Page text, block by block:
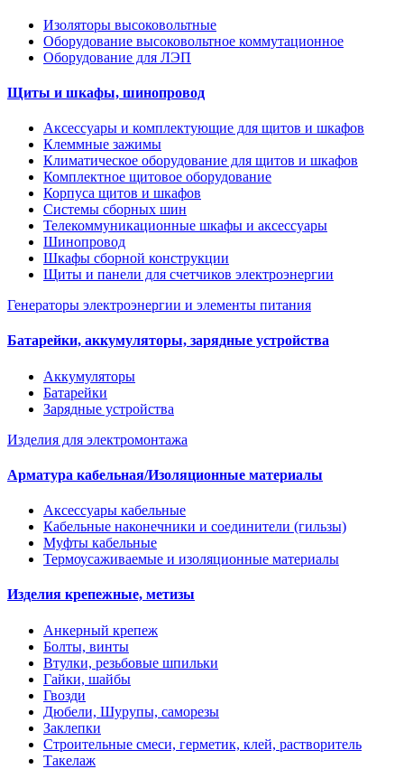
Изоляторы высоковольтные
Оборудование высоковольтное коммутационное
Оборудование для ЛЭП
Щиты и шкафы, шинопровод
Аксессуары и комплектующие для щитов и шкафов
Клеммные зажимы
Климатическое оборудование для щитов и шкафов
Комплектное щитовое оборудование
Корпуса щитов и шкафов
Системы сборных шин
Телекоммуникационные шкафы и аксессуары
Шинопровод
Шкафы сборной конструкции
Щиты и панели для счетчиков электроэнергии
Генераторы электроэнергии и элементы питания
Батарейки, аккумуляторы, зарядные устройства
Аккумуляторы
Батарейки
Зарядные устройства
Изделия для электромонтажа
Арматура кабельная/Изоляционные материалы
Аксессуары кабельные
Кабельные наконечники и соединители (гильзы)
Муфты кабельные
Термоусаживаемые и изоляционные материалы
Изделия крепежные, метизы
Анкерный крепеж
Болты, винты
Втулки, резьбовые шпильки
Гайки, шайбы
Гвозди
Дюбели, Шурупы, саморезы
Заклепки
Строительные смеси, герметик, клей, растворитель
Такелаж